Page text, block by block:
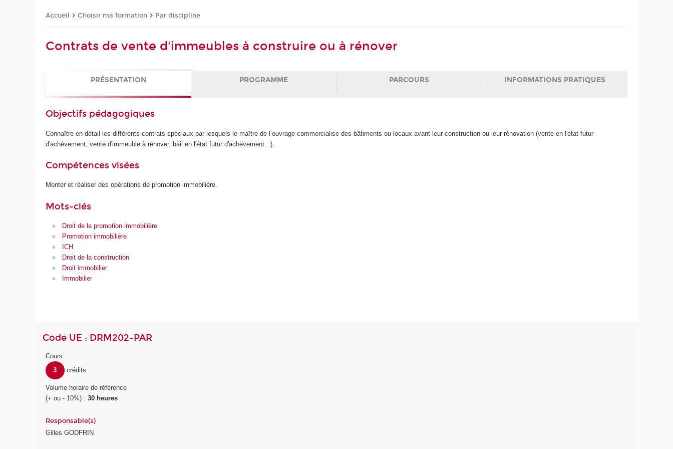
Accueil Choisir ma formation Par discipline
Contrats de vente d'immeubles à construire ou à rénover
PRÉSENTATION PROGRAMME PARCOURS INFORMATIONS PRATIQUES
Objectifs pédagogiques
Connaître en détail les différents contrats spéciaux par lesquels le maître de l’ouvrage commercialise des bâtiments ou locaux avant leur construction ou leur rénovation (vente en l'état futur
d'achèvement, vente d'immeuble à rénover, bail en l'état futur d'achèvement...).
Compétences visées
Monter et réaliser des opérations de promotion immobilière.
Mots-clés
Droit de la promotion immobilière
Promotion immobilière
ICH
Droit de la construction
Droit immobilier
Immobilier
Code UE : DRM202-PAR
Cours
3
crédits
Volume horaire de référence
(+ ou - 10%) :30 heures
Responsable(s)
Gilles GODFRIN